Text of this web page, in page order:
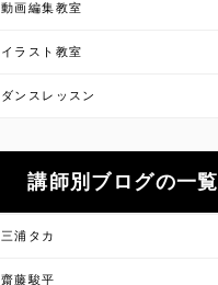
動画編集教室
イラスト教室
ダンスレッスン
講師別ブログの一覧
三浦タカ
齋藤駿平